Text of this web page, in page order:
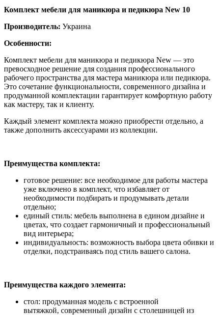
Комплект мебели для маникюра и педикюра New 10
Производитель: Украина
Особенности:
Комплект мебели для маникюра и педикюра New — это
превосходное решение для создания профессионального
рабочего пространства для мастера маникюра или педикюра.
Это сочетание функциональности, современного дизайна и
продуманной комплектации гарантирует комфортную работу
как мастеру, так и клиенту.
Каждый элемент комплекта можно приобрести отдельно, а
также дополнить аксессуарами из коллекции.
Преимущества комплекта:
готовое решение: все необходимое для работы мастера
уже включено в комплект, что избавляет от
необходимости подбирать и продумывать детали
отдельно;
единый стиль: мебель выполнена в едином дизайне и
цветах, что создает гармоничный и профессиональный
вид интерьера;
индивидуальность: возможность выбора цвета обивки и
отделки, подстраиваясь под стиль вашего салона.
Преимущества каждого элемента:
стол: продуманная модель с встроенной
вытяжкой, современный дизайн с столешницей из